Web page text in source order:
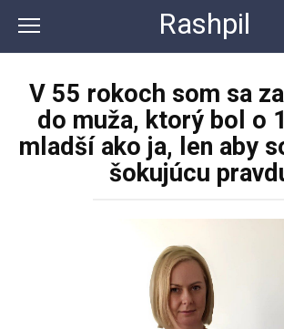
контенту
Rashpil
V 55 rokoch som sa
do muža, ktorý bol o
mladší ako ja, len aby
šokujúcu